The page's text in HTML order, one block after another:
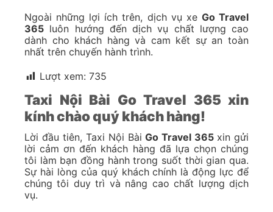
Ngoài những lợi ích trên, dịch vụ xe Go Travel
365 luôn hướng đến dịch vụ chất lượng cao
dành cho khách hàng và cam kết sự an toàn
nhất trên chuyến hành trình.
Lượt xem: 735
Taxi Nội Bài Go Travel 365 xin
kính chào quý khách hàng!
Lời đầu tiên, Taxi Nội BàiGo Travel 365 xin gửi
lời cảm ơn đến khách hàng đã lựa chọn chúng
tôi làm bạn đồng hành trong suốt thời gian qua.
Sự hài lòng của quý khách chính là động lực để
chúng tôi duy trì và nâng cao chất lượng dịch
vụ.